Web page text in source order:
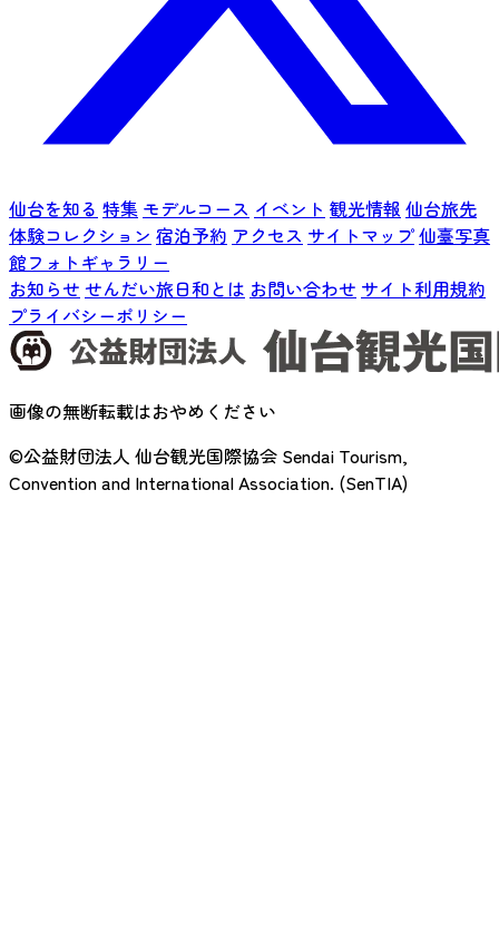
仙台を知る 特集 モデルコース イベント 観光情報 仙台旅先
体験コレクション 宿泊予約 アクセス サイトマップ仙臺写真
館フォトギャラリー
お知らせ せんだい旅日和とは お問い合わせ サイト利用規約
プライバシーポリシー
画像の無断転載はおやめください
©公益財団法人 仙台観光国際協会 Sendai Tourism,
Convention and International Association. (SenTIA)